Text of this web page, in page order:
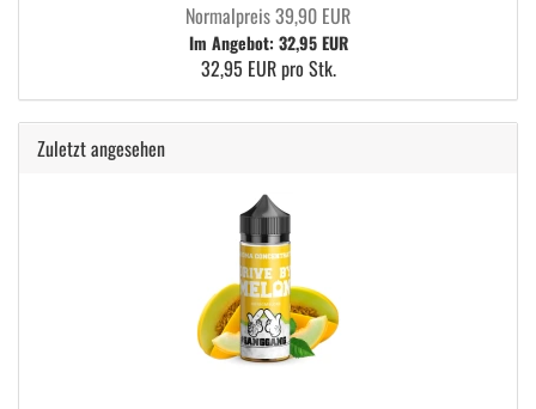
Normalpreis 39,90 EUR
Im Angebot: 32,95 EUR
32,95 EUR pro Stk.
Zuletzt angesehen